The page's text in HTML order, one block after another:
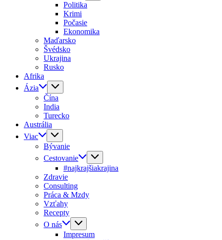
Politika
Krimi
Počasie
Ekonomika
Maďarsko
Švédsko
Ukrajina
Rusko
Afrika
Ázia
Čína
India
Turecko
Austrália
Viac
Bývanie
Cestovanie
#najkrajšiakrajina
Zdravie
Consulting
Práca & Mzdy
Vzťahy
Recepty
O nás
Impresum